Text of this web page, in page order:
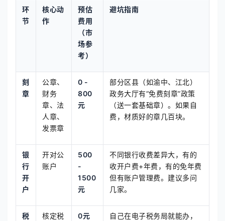
环
节
核心动
作
预估
费用
（市
场参
考）
避坑指南
刻
章
公章、
财务
章、法
人章、
发票章
0 -
800
元
部分区县（如渝中、江北）
政务大厅有“免费刻章”政策
（送一套基础章）。如果自
费，材质好的章几百块。
银
行
开
户
开对公
账户
500
-
1500
元
不同银行收费差异大，有的
收开户费+年费，有的免年费
但有账户管理费。建议多问
几家。
税
核定税
0元
自己在电子税务局就能办，